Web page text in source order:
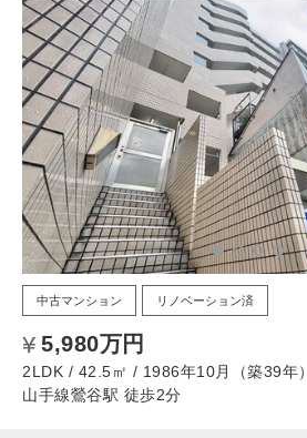
中古マンション リノベーション済
5,980万円
2LDK / 42.5㎡ / 1986年10月（築39年）
山手線鶯谷駅 徒歩2分